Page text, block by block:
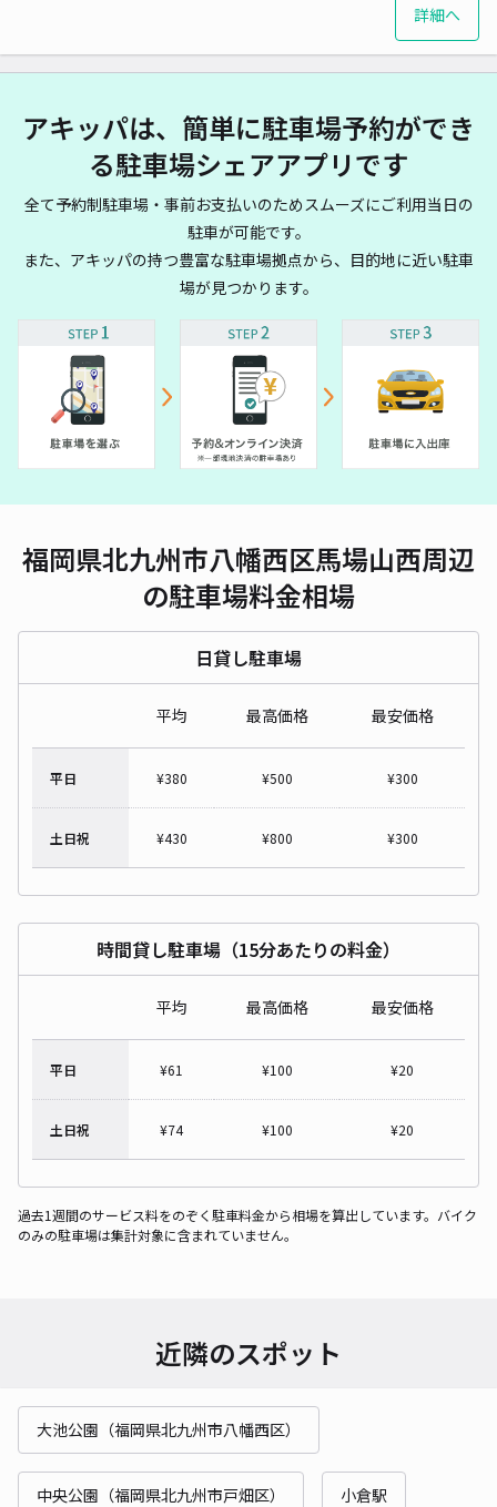
詳細へ
アキッパは、簡単に駐車場予約ができ
る駐車場シェアアプリです
全て予約制駐車場・事前お支払いのためスムーズにご利用当日の
駐車が可能です。
また、アキッパの持つ豊富な駐車場拠点から、目的地に近い駐車
場が見つかります。
福岡県北九州市八幡西区馬場山西周辺
の駐車場料金相場
日貸し駐車場
平均 最高価格 最安価格
平日 ¥380 ¥500 ¥300
土日祝 ¥430 ¥800 ¥300
時間貸し駐車場（15分あたりの料金）
平均 最高価格 最安価格
平日 ¥61 ¥100 ¥20
土日祝 ¥74 ¥100 ¥20
過去1週間のサービス料をのぞく駐車料金から相場を算出しています。バイク
のみの駐車場は集計対象に含まれていません。
近隣のスポット
大池公園（福岡県北九州市八幡西区）
中央公園（福岡県北九州市戸畑区） 小倉駅